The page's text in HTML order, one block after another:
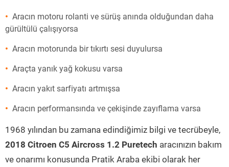
Aracın motoru rolanti ve sürüş anında olduğundan daha
gürültülü çalışıyorsa
Aracın motorunda bir tıkırtı sesi duyulursa
Araçta yanık yağ kokusu varsa
Aracın yakıt sarfiyatı artmışsa
Aracın performansında ve çekişinde zayıflama varsa
1968 yılından bu zamana edindiğimiz bilgi ve tecrübeyle,
2018 Citroen C5 Aircross 1.2 Puretech aracınızın bakım
ve onarımı konusunda Pratik Araba ekibi olarak her